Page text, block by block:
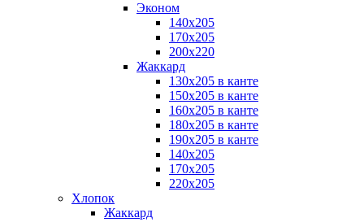
Эконом
140х205
170х205
200х220
Жаккард
130х205 в канте
150х205 в канте
160х205 в канте
180х205 в канте
190х205 в канте
140х205
170х205
220х205
Хлопок
Жаккард